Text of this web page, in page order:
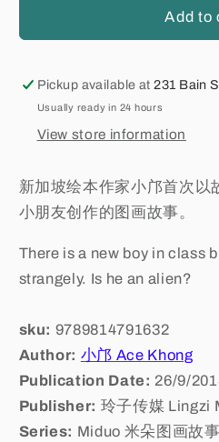
Add to
Pickup available at231 Bain
Usually ready in 24 hours
View store information
新加坡绘本作家小邝首次以
小朋友创作的图画故事。
There is a new boy in class
strangely. Is he an alien?
sku: 9789814791632
Author: 小邝 Ace Khong
Publication Date: 26/9/
Publisher: 玲子传媒 Lingzi
Series: Miduo 米朵图画故